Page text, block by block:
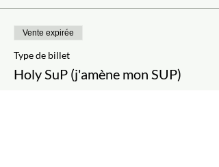
Vente expirée
Type de billet
Holy SuP (j'amène mon SUP)